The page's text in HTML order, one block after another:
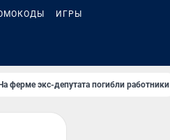
ИГРЫ
ферме экс-депутата погибли работники